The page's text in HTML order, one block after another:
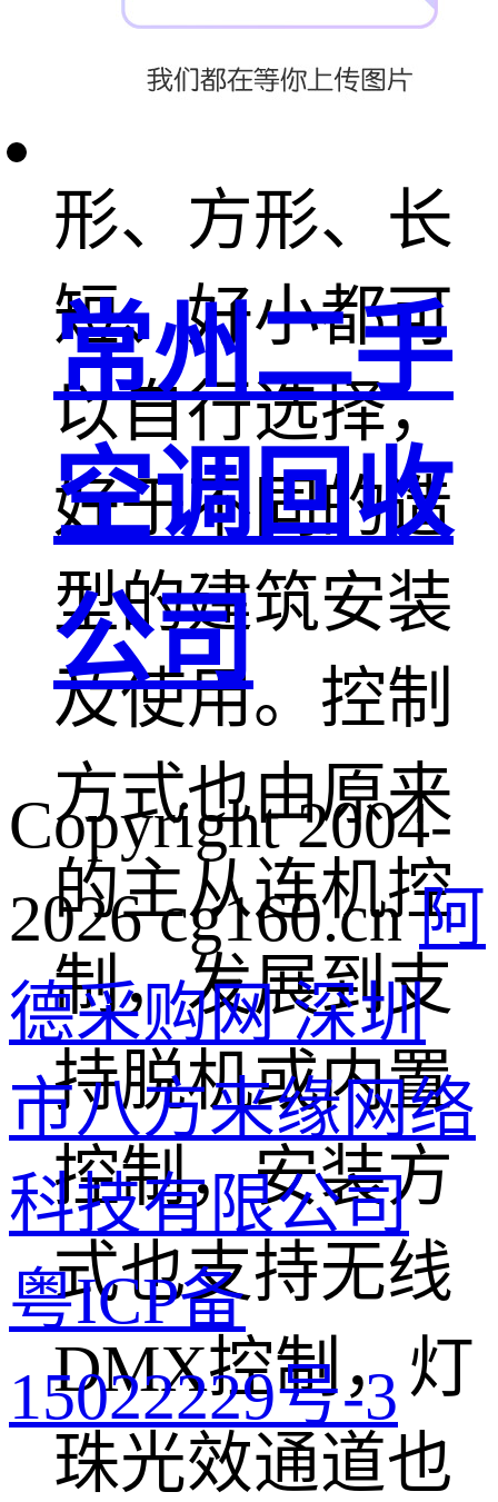
类也多，分别
形、方形、长
短、好小都可
以自行选择，
好于不同的造
型的建筑安装
及使用。控制
方式也由原来
的主从连机控
制，发展到支
持脱机或内置
控制，安装方
式也支持无线
DMX控制，灯
珠光效通道也
常州二手
空调回收
公司
Copyright 2004-
2026 cg160.cn阿
德采购网 深圳
市八方来缘网络
科技有限公司
粤ICP备
15022229号-3